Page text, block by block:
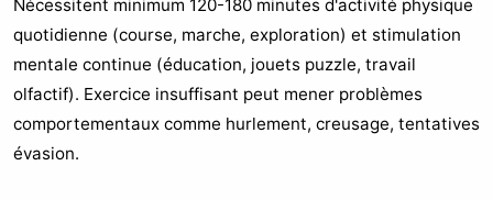
Nécessitent minimum 120-180 minutes d'activité physique
quotidienne (course, marche, exploration) et stimulation
mentale continue (éducation, jouets puzzle, travail
olfactif). Exercice insuffisant peut mener problèmes
comportementaux comme hurlement, creusage, tentatives
évasion.